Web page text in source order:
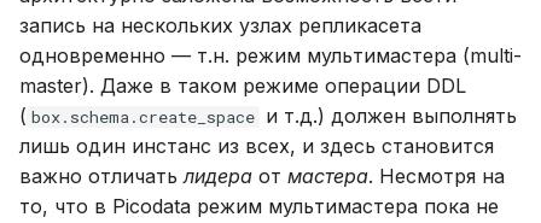
запись на нескольких узлах репликасета
одновременно — т.н. режим мультимастера (multi-
master). Даже в таком режиме операции DDL
( box.schema.create_space и т.д.) должен выполнять
лишь один инстанс из всех, и здесь становится
важно отличатьлидера от мастера. Несмотря на
то, что в Picodata режим мультимастера пока не